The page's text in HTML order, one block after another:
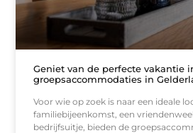
Geniet van de perfecte vakantie
groepsaccommodaties in
Voor wie op zoek is naar een ideale
familiebijeenkomst, een
bedrijfsuitje, bieden de